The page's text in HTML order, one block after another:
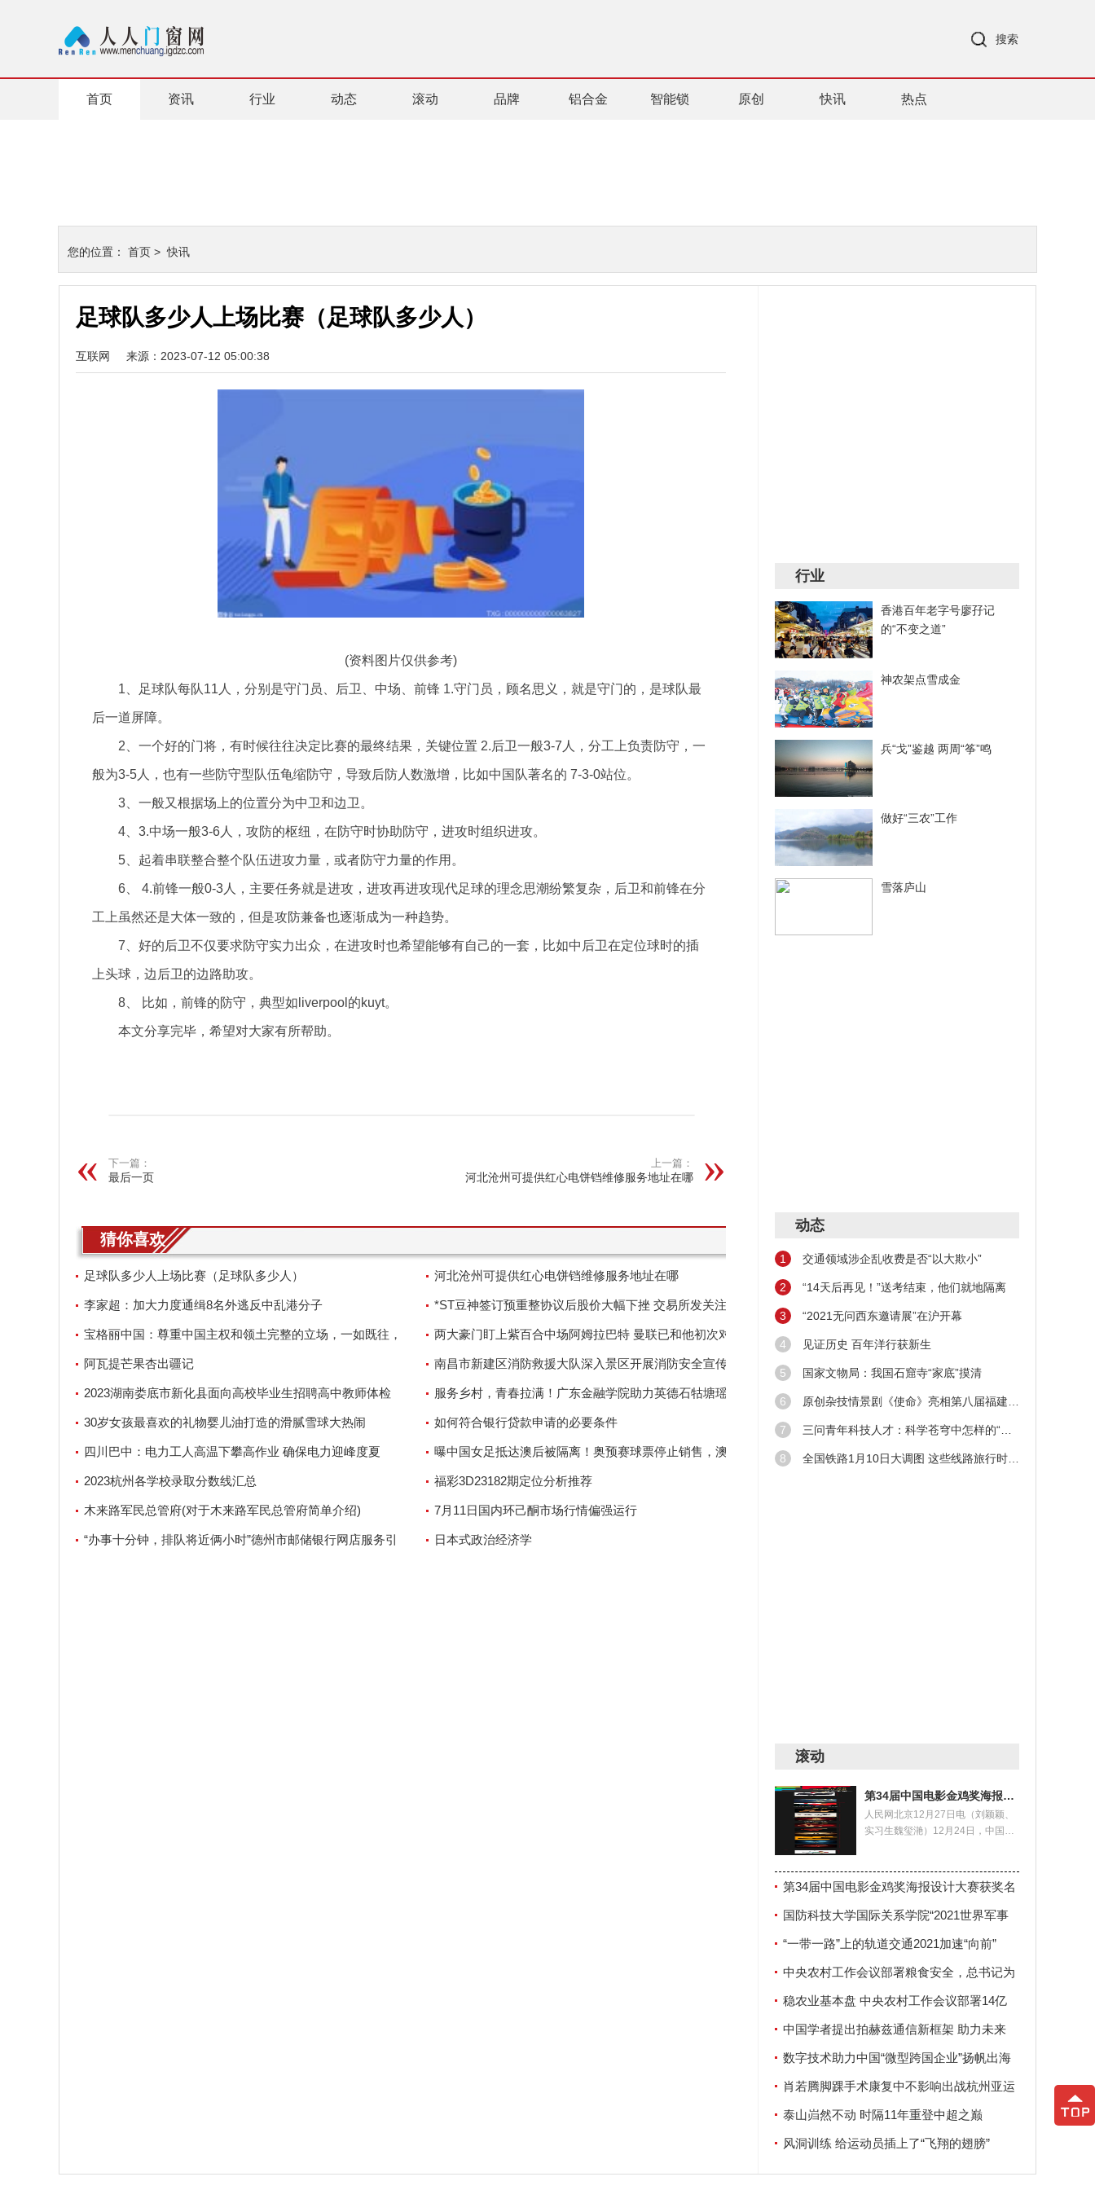
搜索
首页 资讯 行业 动态 滚动 品牌 铝合金 智能锁 原创 快讯 热点
您的位置： 首页 >快讯
足球队多少人上场比赛（足球队多少人）
互联网 来源：2023-07-12 05:00:38
(资料图片仅供参考)
1、足球队每队11人，分别是守门员、后卫、中场、前锋 1.守门员，顾名思义，就是守门的，是球队最
后一道屏障。
2、一个好的门将，有时候往往决定比赛的最终结果，关键位置 2.后卫一般3-7人，分工上负责防守，一
般为3-5人，也有一些防守型队伍龟缩防守，导致后防人数激增，比如中国队著名的 7-3-0站位。
3、一般又根据场上的位置分为中卫和边卫。
4、3.中场一般3-6人，攻防的枢纽，在防守时协助防守，进攻时组织进攻。
5、起着串联整合整个队伍进攻力量，或者防守力量的作用。
6、 4.前锋一般0-3人，主要任务就是进攻，进攻再进攻现代足球的理念思潮纷繁复杂，后卫和前锋在分
工上虽然还是大体一致的，但是攻防兼备也逐渐成为一种趋势。
7、好的后卫不仅要求防守实力出众，在进攻时也希望能够有自己的一套，比如中后卫在定位球时的插
上头球，边后卫的边路助攻。
8、 比如，前锋的防守，典型如liverpool的kuyt。
本文分享完毕，希望对大家有所帮助。
下一篇：
最后一页
上一篇：
河北沧州可提供红心电饼铛维修服务地址在哪
猜你喜欢
足球队多少人上场比赛（足球队多少人） 河北沧州可提供红心电饼铛维修服务地址在哪
李家超：加大力度通缉8名外逃反中乱港分子 *ST豆神签订预重整协议后股价大幅下挫 交易所发关注函：
价格是否合理？
宝格丽中国：尊重中国主权和领土完整的立场，一如既往，
坚定不移
两大豪门盯上紫百合中场阿姆拉巴特 曼联已和他初次对话
阿瓦提芒果杏出疆记 南昌市新建区消防救援大队深入景区开展消防安全宣传活动
2023湖南娄底市新化县面向高校毕业生招聘高中教师体检
对象公示
服务乡村，青春拉满！广东金融学院助力英德石牯塘瑶族村
高质量发展
30岁女孩最喜欢的礼物婴儿油打造的滑腻雪球大热闹 如何符合银行贷款申请的必要条件
四川巴中：电力工人高温下攀高作业 确保电力迎峰度夏 曝中国女足抵达澳后被隔离！奥预赛球票停止销售，澳网仍
人山人海
2023杭州各学校录取分数线汇总 福彩3D23182期定位分析推荐
木来路军民总管府(对于木来路军民总管府简单介绍) 7月11日国内环己酮市场行情偏强运行
“办事十分钟，排队将近俩小时”德州市邮储银行网店服务引 日本式政治经济学
行业
香港百年老字号廖孖记
的“不变之道”
神农架点雪成金
兵“戈”鉴越 两周“筝”鸣
做好“三农”工作
雪落庐山
动态
1 交通领域涉企乱收费是否“以大欺小”
2 “14天后再见！”送考结束，他们就地隔离
3 “2021无问西东邀请展”在沪开幕
4 见证历史 百年洋行获新生
5 国家文物局：我国石窟寺“家底”摸清
6 原创杂技情景剧《使命》亮相第八届福建艺术节
7 三问青年科技人才：科学苍穹中怎样的“新星”在闪耀
8 全国铁路1月10日大调图 这些线路旅行时间缩短！
滚动
第34届中国电影金鸡奖海报设计大赛获奖名单揭晓
人民网北京12月27日电（刘颖颖、
实习生魏玺滟）12月24日，中国电
第34届中国电影金鸡奖海报设计大赛获奖名
单揭晓
国防科技大学国际关系学院“2021世界军事
安全论坛”在南京举行
“一带一路”上的轨道交通2021加速“向前”
中央农村工作会议部署粮食安全，总书记为
何强调这两个字？
稳农业基本盘 中央农村工作会议部署14亿
人“饭碗”大事
中国学者提出拍赫兹通信新框架 助力未来
6G发展
数字技术助力中国“微型跨国企业”扬帆出海
肖若腾脚踝手术康复中不影响出战杭州亚运
会泰山岿然不动 时隔11年重登中超之巅
风洞训练 给运动员插上了“飞翔的翅膀”